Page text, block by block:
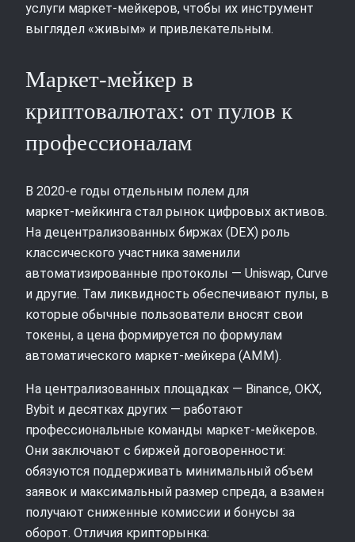
услуги маркет‑мейкеров, чтобы их инструмент
выглядел «живым» и привлекательным.
Маркет‑мейкер в
криптовалютах: от пулов к
профессионалам
В 2020‑е годы отдельным полем для
маркет‑мейкинга стал рынок цифровых активов.
На децентрализованных биржах (DEX) роль
классического участника заменили
автоматизированные протоколы — Uniswap, Curve
и другие. Там ликвидность обеспечивают пулы, в
которые обычные пользователи вносят свои
токены, а цена формируется по формулам
автоматического маркет‑мейкера (AMM).
На централизованных площадках — Binance, OKX,
Bybit и десятках других — работают
профессиональные команды маркет‑мейкеров.
Они заключают с биржей договоренности:
обязуются поддерживать минимальный объем
заявок и максимальный размер спреда, а взамен
получают сниженные комиссии и бонусы за
оборот. Отличия крипторынка: